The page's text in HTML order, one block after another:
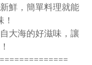
鮮，簡單料理就能
大海的好滋味，讓